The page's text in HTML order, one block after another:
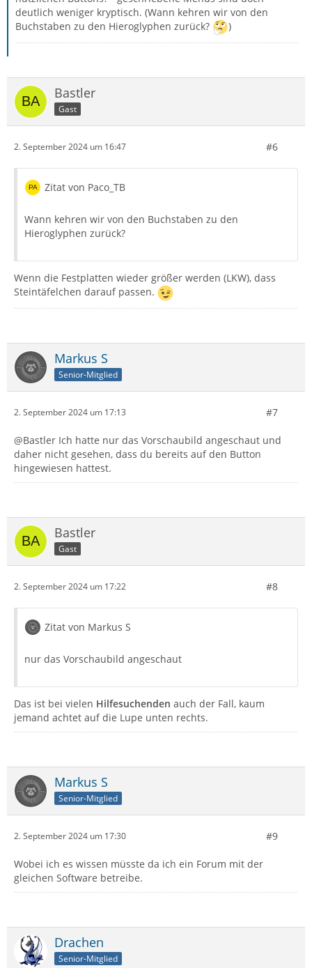
deutlich weniger kryptisch. (Wann kehren wir von den
Buchstaben zu den Hieroglyphen zurück?
)
Bastler
Gast
2. September 2024 um 16:47 #6
Zitat von Paco_TB
Wann kehren wir von den Buchstaben zu den
Hieroglyphen zurück?
Wenn die Festplatten wieder größer werden (LKW), dass
Steintäfelchen darauf passen.
Markus S
Senior-Mitglied
2. September 2024 um 17:13 #7
@Bastler Ich hatte nur das Vorschaubild angeschaut und
daher nicht gesehen, dass du bereits auf den Button
hingewiesen hattest.
Bastler
Gast
2. September 2024 um 17:22 #8
Zitat von Markus S
nur das Vorschaubild angeschaut
Das ist bei vielen Hilfesuchenden auch der Fall, kaum
jemand achtet auf die Lupe unten rechts.
Markus S
Senior-Mitglied
2. September 2024 um 17:30 #9
Wobei ich es wissen müsste da ich ein Forum mit der
gleichen Software betreibe.
Drachen
Senior-Mitglied